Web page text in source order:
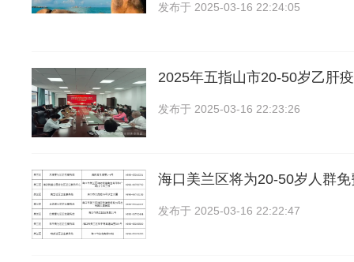
发布于 2025-03-16 22:24:05
2025年五指山市20-50岁乙肝
发布于 2025-03-16 22:23:26
海口美兰区将为20-50岁人群
发布于 2025-03-16 22:22:47